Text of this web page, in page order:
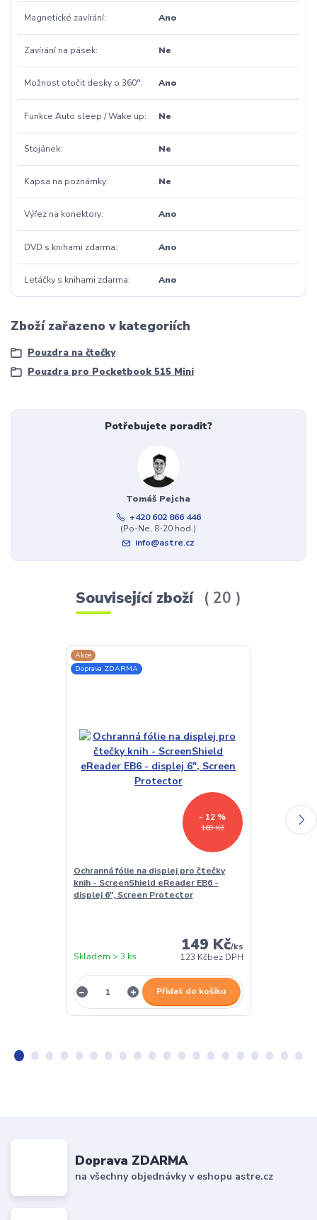
Magnetické zavírání Ano
Zavírání na pásek Ne
Možnost otočit desky o 360° Ano
Funkce Auto sleep / Wake up Ne
Stojánek Ne
Kapsa na poznámky Ne
Výřez na konektory Ano
DVD s knihami zdarma Ano
Letáčky s knihami zdarma Ano
Zboží zařazeno v kategoriích
Pouzdra na čtečky
Pouzdra pro Pocketbook 515 Mini
Potřebujete poradit?
Tomáš Pejcha
+420 602 866 446
(Po-Ne, 8-20 hod.)
info@astre.cz
Související zboží 20
Akce
Doprava ZDARMA
169 Kč
- 12 %
Ochranná fólie na displej pro čtečky
knih - ScreenShield eReader EB6 -
displej 6", Screen Protector
149 Kč/ks
123 Kčbez DPH
Skladem > 3 ks
Přidat do košíku
Doprava ZDARMA
na všechny objednávky v eshopu astre.cz